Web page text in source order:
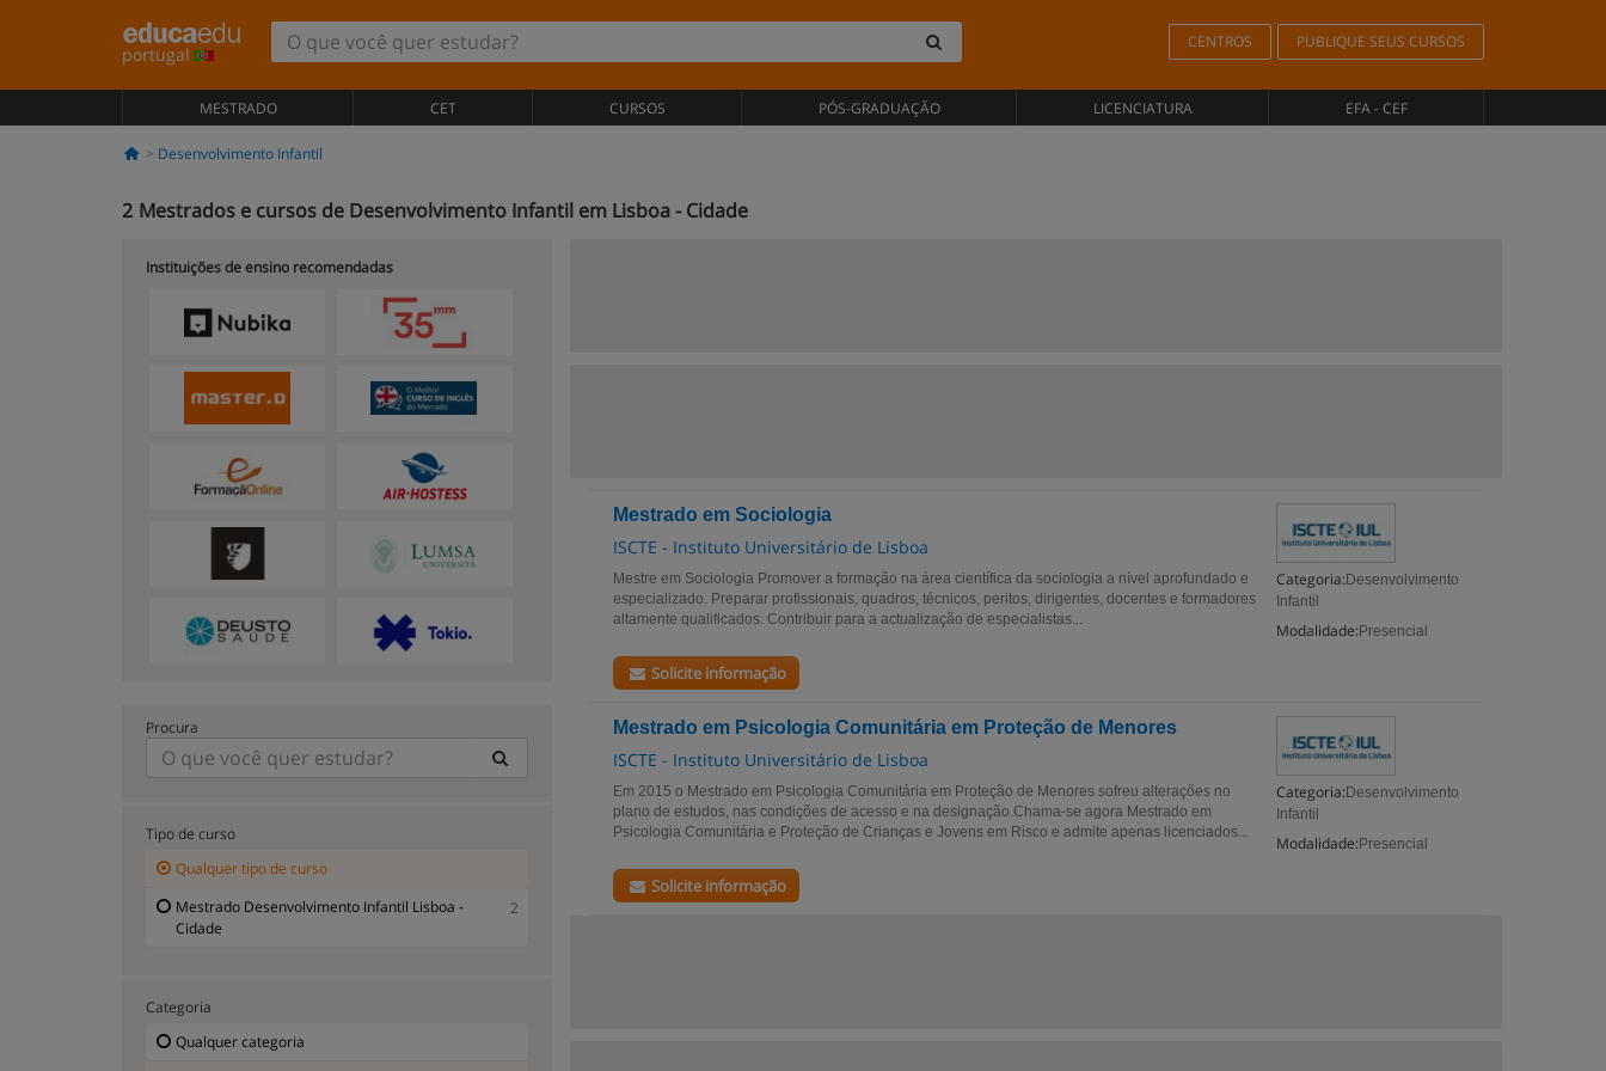
portugal
CENTROS PUBLIQUE SEUS CURSOS
MESTRADO CET CURSOS PÓS-GRADUAÇÃO LICENCIATURA EFA - CEF
Desenvolvimento Infantil
2 Mestrados e cursos de Desenvolvimento Infantil em Lisboa - Cidade
Mestrado em Sociologia
ISCTE - Instituto Universitário de Lisboa
Categoria: Desenvolvimento
Infantil
Modalidade: Presencial
Mestre em Sociologia Promover a formação na área científica da sociologia a nível aprofundado e
especializado. Preparar profissionais, quadros, técnicos, peritos, dirigentes, docentes e formadores
altamente qualificados. Contribuir para a actualização de especialistas...
Solicite informação
Mestrado em Psicologia Comunitária em Proteção de Menores
ISCTE - Instituto Universitário de Lisboa
Categoria: Desenvolvimento
Infantil
Modalidade: Presencial
Em 2015 o Mestrado em Psicologia Comunitária em Proteção de Menores sofreu alterações no
plano de estudos, nas condições de acesso e na designação.Chama-se agora Mestrado em
Psicologia Comunitária e Proteção de Crianças e Jovens em Risco e admite apenas licenciados...
Solicite informação
Instituições de ensino recomendadas
Procura
Tipo de curso
Qualquer tipo de curso
Mestrado Desenvolvimento Infantil Lisboa -
Cidade
2
Categoria
Qualquer categoria